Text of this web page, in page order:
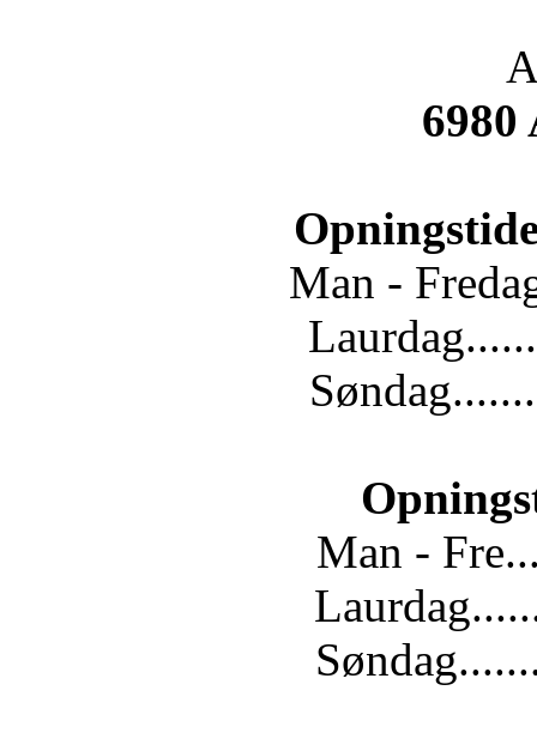
Man -
Man -